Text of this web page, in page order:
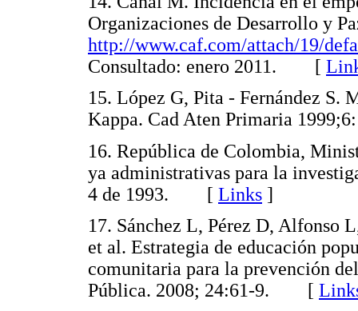
Organizaciones de Desarrollo y
http://www.caf.com/attach/19/
Consultado: enero 2011. [
15. López G, Pita - Fernández S.
Kappa. Cad Aten Primaria
16. República de Colombia,
ya administrativas para la
4 de 1993. [ Links ]
17. Sánchez L, Pérez D, Alfonso
et al. Estrategia de educación
comunitaria para la prevención
Pública. 2008; 24:61-9. [